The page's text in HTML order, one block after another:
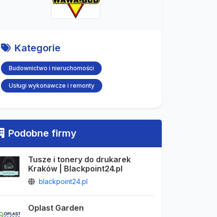
Kategorie
Budownictwo i nieruchomości
Usługi wykonawcze i remonty
Podobne firmy
Tusze i tonery do drukarek
Kraków | Blackpoint24.pl
blackpoint24.pl
Oplast Garden